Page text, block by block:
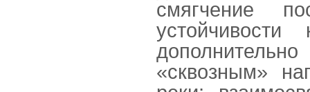
смягчение
«сквозным»